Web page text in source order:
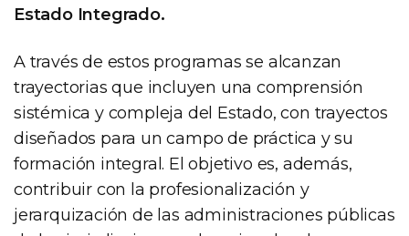
Estado Integrado.
A través de estos programas se alcanzan
trayectorias que incluyen una comprensión
sistémica y compleja del Estado, con trayectos
diseñados para un campo de práctica y su
formación integral. El objetivo es, además,
contribuir con la profesionalización y
jerarquización de las administraciones públicas